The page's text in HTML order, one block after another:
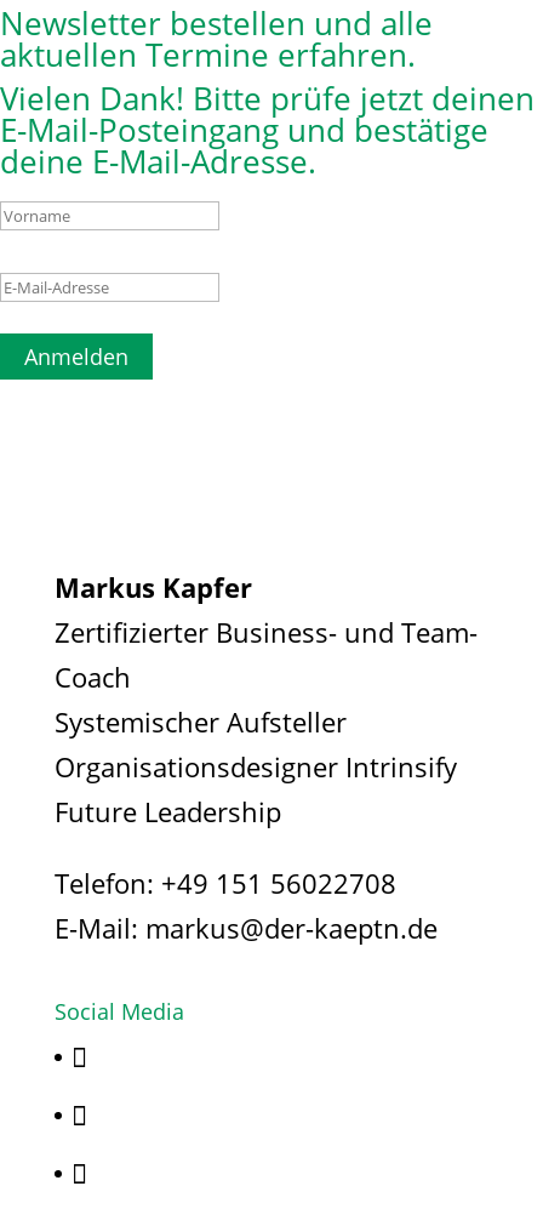
Newsletter bestellen und alle
aktuellen Termine erfahren.
Vielen Dank! Bitte prüfe jetzt deinen
E-Mail-Posteingang und bestätige
deine E-Mail-Adresse.
Anmelden
Markus Kapfer
Zertifizierter Business- und Team-
Coach
Systemischer Aufsteller
Organisationsdesigner Intrinsify
Future Leadership
Telefon: +49 151 56022708
E-Mail: markus@der-kaeptn.de
Social Media


